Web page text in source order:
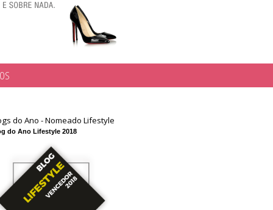
do Ano - Nomeado Lifestyle
do Ano Lifestyle 2018